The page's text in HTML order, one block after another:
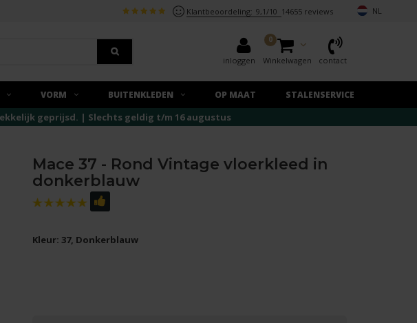
Klantbeoordeling: 9,1/10 14655 reviews NL
inloggen
0
Winkelwagen contact
VORM BUITENKLEDEN OP MAAT STALENSERVICE
geprijsd. | Slechts geldig t/m 16 augustus
Mace 37 - Rond Vintage vloerkleed in
donkerblauw
Kleur: 37, Donkerblauw